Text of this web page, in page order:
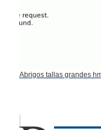
Abrigos tallas grandes